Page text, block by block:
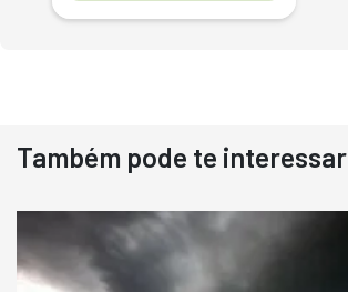
Destaque
Usado
Pá Carregadeira Cat 966
Ano 1987
Londrina
Também pode te interessar